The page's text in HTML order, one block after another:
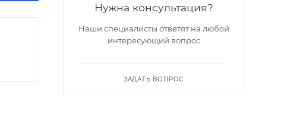
Нужна консультация?
Наши специалисты ответят на любой
интересующий вопрос
ЗАДАТЬ ВОПРОС